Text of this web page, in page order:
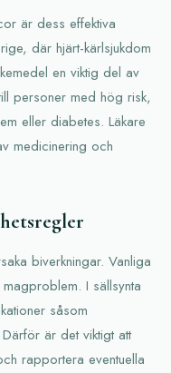
är dess effektiva
där hjärt-kärlsjukdom
en viktig del av
personer med hög risk,
eller diabetes. Läkare
medicinering och
biverkningar. Vanliga
I sällsynta
såsom
är det viktigt att
rapportera eventuella